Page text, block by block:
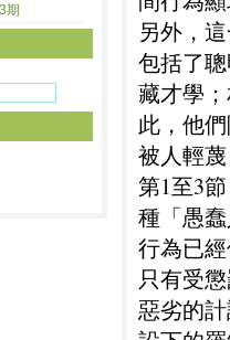
另外，
包括了
藏才學
此，他
被人輕
第1至3
種「愚
行為已
只有受
惡劣的
期